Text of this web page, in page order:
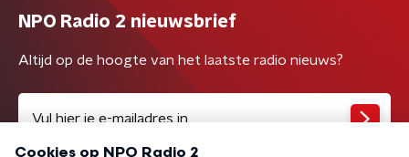
NPO Radio 2 nieuwsbrief
Altijd op de hoogte van het laatste radio nieuws?